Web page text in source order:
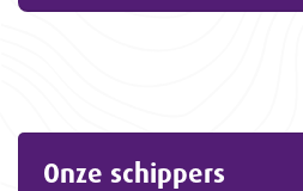
Onze schippers